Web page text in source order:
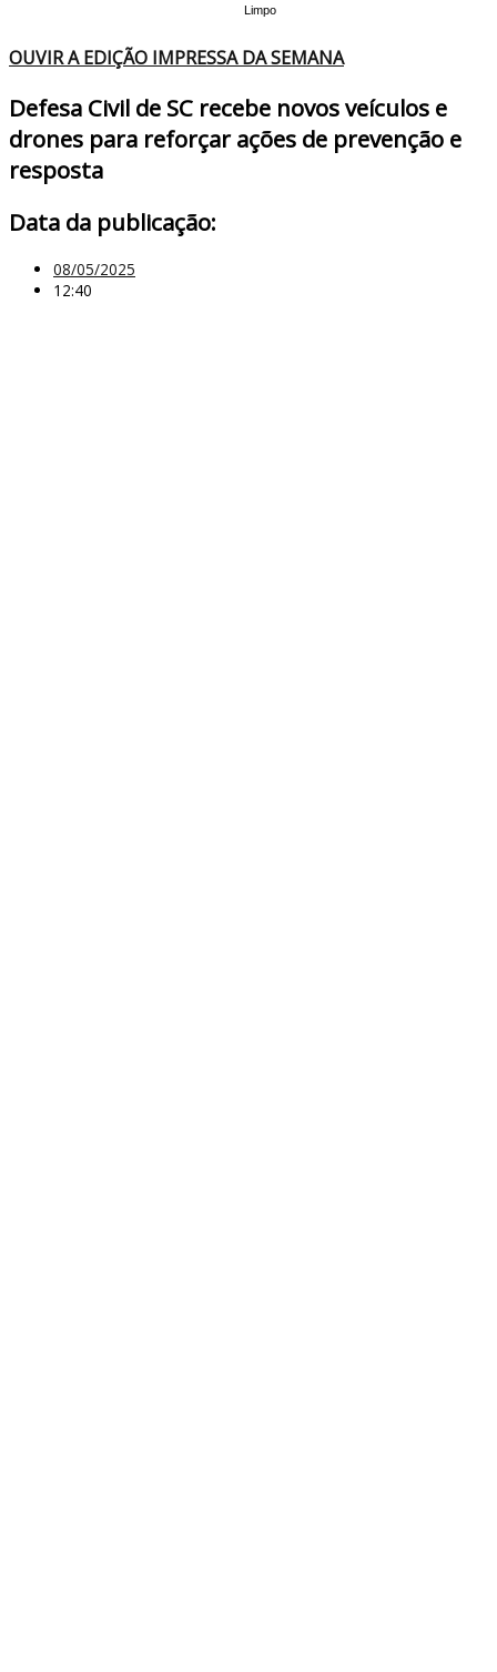
Limpo
OUVIR A EDIÇÃO IMPRESSA DA SEMANA
Defesa Civil de SC recebe novos veículos e
drones para reforçar ações de prevenção e
resposta
Data da publicação:
08/05/2025
12:40